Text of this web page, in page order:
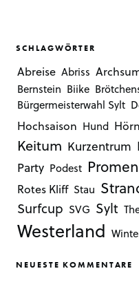
SCHLAGWÖRTER
Abreise Abriss
Bernstein Biike
Bürgermeisterwahl Sylt
Hochsaison Hund
Keitum Kurzentrum
Party Podest
Rotes Kliff Stau
Surfcup SVG Sylt
Westerland
NEUESTE KOMMENTARE